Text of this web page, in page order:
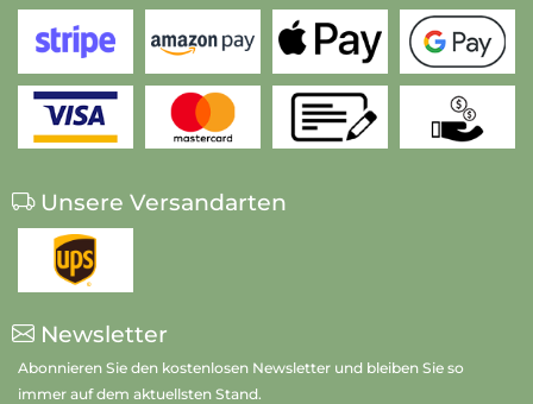
Unsere Versandarten
Newsletter
Abonnieren Sie den kostenlosen Newsletter und bleiben Sie so
immer auf dem aktuellsten Stand.